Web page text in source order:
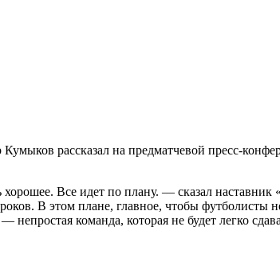
рассказал на предматчевой пресс-
Все идет по плану. — сказал
В этом плане, главное, чтобы футболисты
непростая команда, которая не будет легко